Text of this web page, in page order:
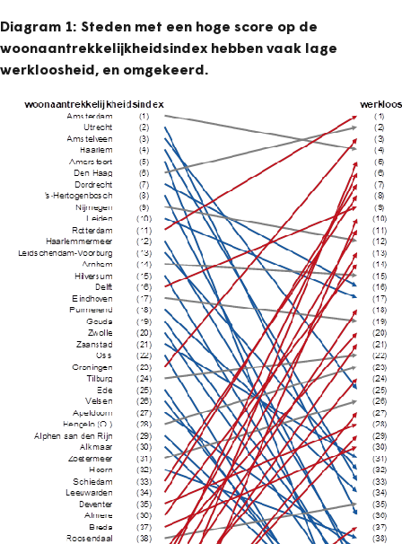
Diagram 1: Steden met een hoge score op de
woonaantrekkelijkheidsindex hebben vaak lage
werkloosheid, en omgekeerd.